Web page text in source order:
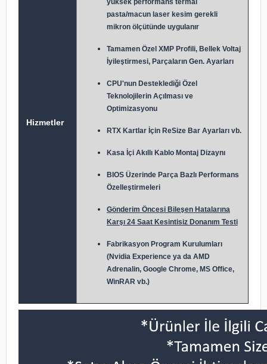
Hizmetler
yüksek performans termal
pasta/macun laser kesim gerekli
mikron ölçütünde uygulanır
Tamamen Özel XMP Profili, Bellek Voltaj
İyileştirmesi, Parçaların Gen. Ayarları
CPU'nun Desteklediği Özel
Teknolojilerin Açılması ve
Optimizasyonu
RTX Kartlar İçin ReSize Bar Ayarları vb.
Kasa İçi Akıllı Kablo Montaj Dizaynı
BIOS Üzerinde Parça Bazlı Performans
Özelleştirmeleri
Gönderim Öncesi Bileşen Hatalarına
Karşı 24 Saat Kesintisiz Donanım Testi
Fabrikasyon Program Kurulumları
(Nvidia Experience ya da AMD
Adrenalin, Google Chrome, MS Office,
WinRAR vb.)